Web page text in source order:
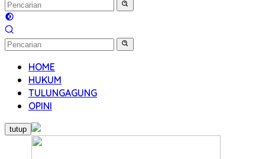
HOME
HUKUM
TULUNGAGUNG
OPINI
tutup